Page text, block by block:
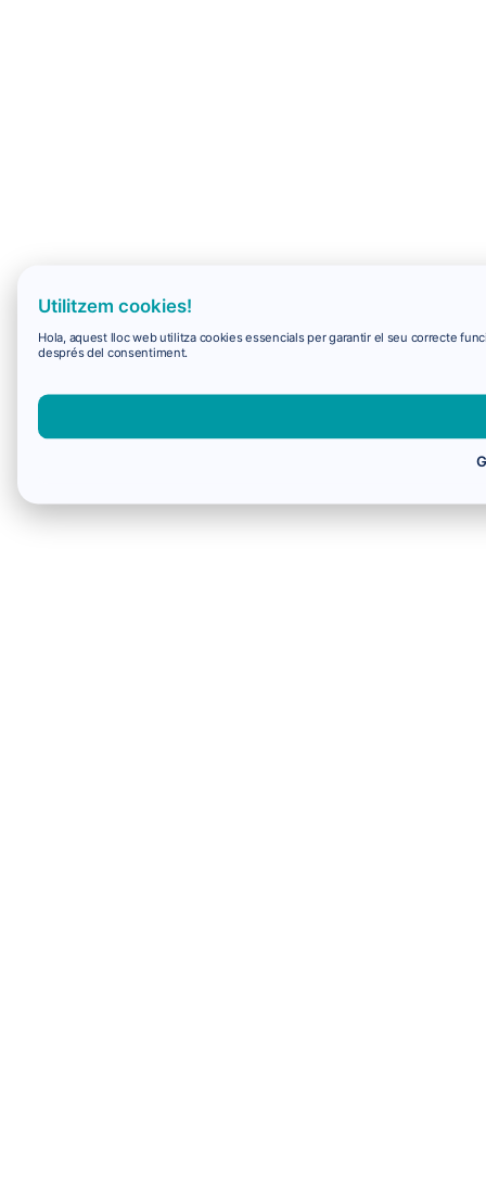
Utilitzem cookies!
Hola, aquest lloc web utilitza cookies essencials per garantir el seu correcte
després del consentiment.